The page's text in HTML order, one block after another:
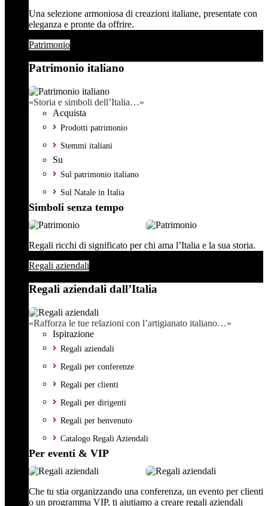
Una selezione armoniosa di creazioni italiane, presentate con
eleganza e pronte da offrire.
Patrimonio
Patrimonio italiano
«Storia e simboli dell’Italia…»
Acquista
Prodotti patrimonio
Stemmi italiani
Su
Sul patrimonio italiano
Sul Natale in Italia
Simboli senza tempo
Regali ricchi di significato per chi ama l’Italia e la sua storia.
Regali aziendali
Regali aziendali dall’Italia
«Rafforza le tue relazioni con l’artigianato italiano…»
Ispirazione
Regali aziendali
Regali per conferenze
Regali per clienti
Regali per dirigenti
Regali per benvenuto
Catalogo Regali Aziendali
Per eventi & VIP
Che tu stia organizzando una conferenza, un evento per clienti
o un programma VIP, ti aiutiamo a creare regali aziendali